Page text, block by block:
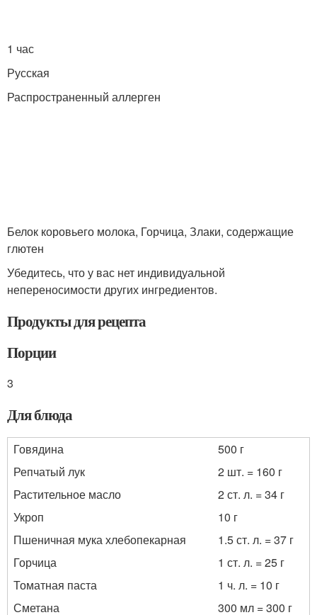
1 час
Русская
Распространенный аллерген
Белок коровьего молока, Горчица, Злаки, содержащие
глютен
Убедитесь, что у вас нет индивидуальной
непереносимости других ингредиентов.
Продукты для рецепта
Порции
3
Для блюда
Говядина
500 г
Репчатый лук
2 шт. = 160 г
Растительное масло
2 ст. л. = 34 г
Укроп
10 г
Пшеничная мука хлебопекарная
1.5 ст. л. = 37 г
Горчица
1 ст. л. = 25 г
Томатная паста
1 ч. л. = 10 г
Сметана
300 мл = 300 г